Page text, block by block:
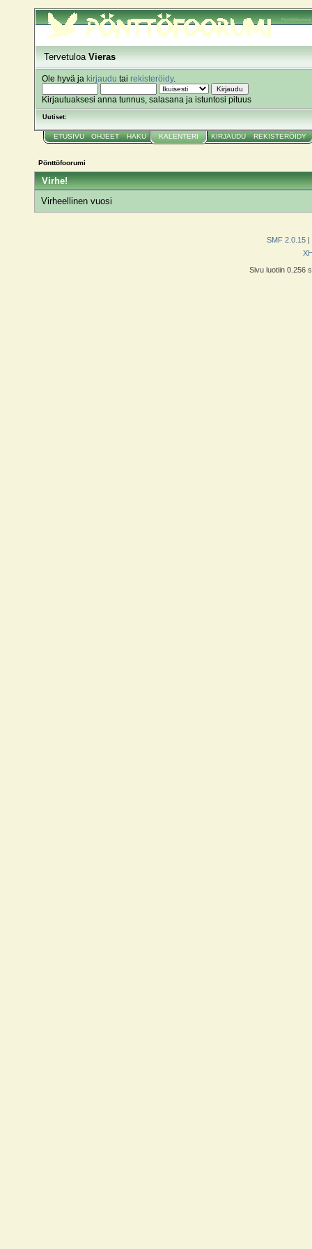
Pönttöfoorumi
TervetuloaVieras
Ole hyvä ja kirjaudu tai rekisteröidy.
Kirjautuaksesi anna tunnus, salasana ja istuntosi pituus
Uutiset:
ETUSIVU OHJEET HAKU KALENTERI KIRJAUDU REKISTERÖIDY
Pönttöfoorumi
Virhe!
Virheellinen vuosi
SMF 2.0.15 |
Sivu luotiin 0.256